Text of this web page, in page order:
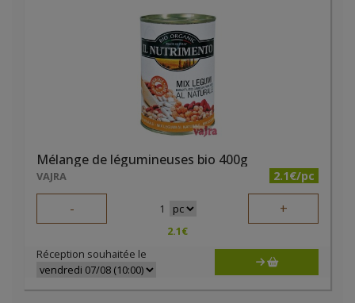
Mélange de légumineuses bio 400g
VAJRA 2.1€/pc
- 1 +
2.1€
Réception souhaitée le